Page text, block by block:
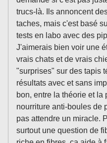
trucs-là. Ils annoncent
taches, mais c'est basé
tests en labo avec des
J'aimerais bien voir une
vrais chats et de vrais
"surprises" sur des tapis
résultats avec et sans
bon, entre la théorie et
nourriture anti-boules de
pas attendre un miracle.
surtout une question de